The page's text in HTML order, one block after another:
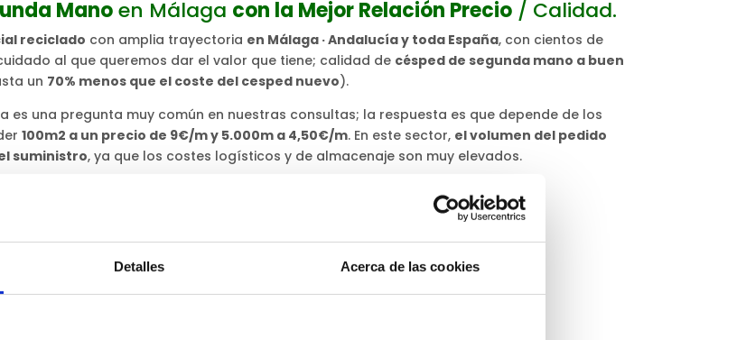
Detalles Acerca de las cookies
Manoen Málaga con la Mejor Relación Precio/ Calidad.
reciclado con amplia trayectoria en Málaga · Andalucía y toda España, con cientos de
al que queremos dar el valor que tiene; calidad de césped de segunda mano a buen
un 70% menos que el coste del cesped nuevo).
es una pregunta muy común en nuestras consultas; la respuesta es que depende de los
100m2 a un precio de 9€/m y 5.000m a 4,50€/m. En este sector, el volumen del pedido
suministro, ya que los costes logísticos y de almacenaje son muy elevados.